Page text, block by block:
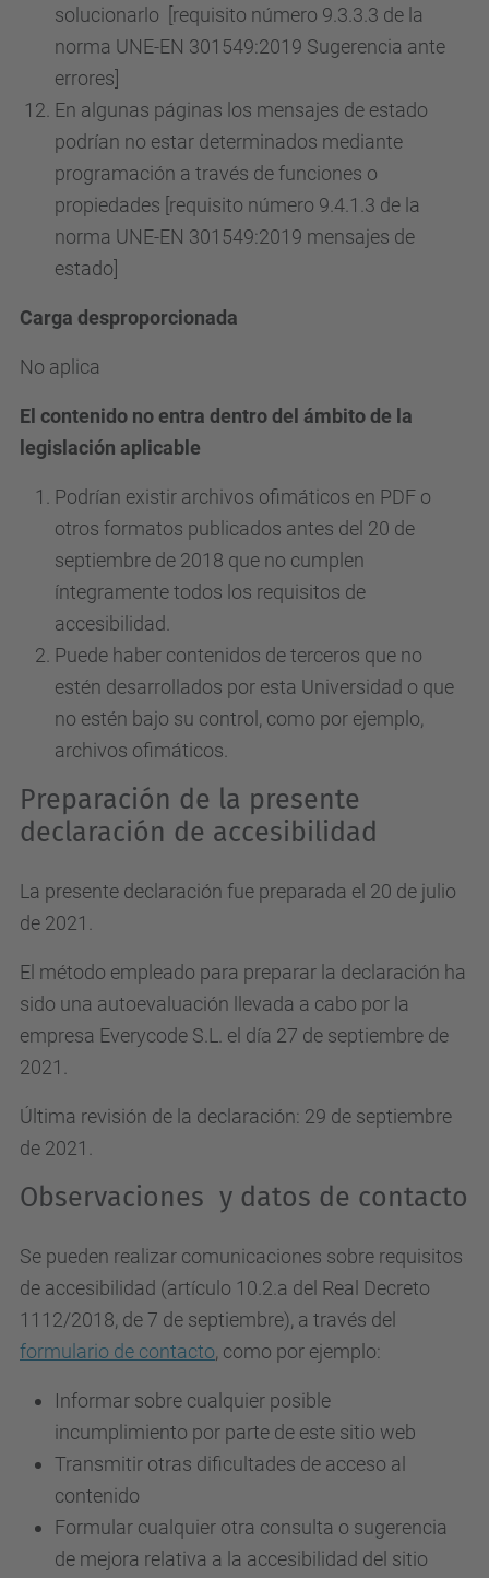
solucionarlo [requisito número 9.3.3.3 de la
norma UNE-EN 301549:2019 Sugerencia ante
errores]
En algunas páginas los mensajes de estado
podrían no estar determinados mediante
programación a través de funciones o
propiedades [requisito número 9.4.1.3 de la
norma UNE-EN 301549:2019 mensajes de
estado]
Carga desproporcionada
No aplica
El contenido no entra dentro del ámbito de la
legislación aplicable
Podrían existir archivos ofimáticos en PDF o
otros formatos publicados antes del 20 de
septiembre de 2018 que no cumplen
íntegramente todos los requisitos de
accesibilidad.
Puede haber contenidos de terceros que no
estén desarrollados por esta Universidad o que
no estén bajo su control, como por ejemplo,
archivos ofimáticos.
Preparación de la presente
declaración de accesibilidad
La presente declaración fue preparada el 20 de julio
de 2021.
El método empleado para preparar la declaración ha
sido una autoevaluación llevada a cabo por la
empresa Everycode S.L. el día 27 de septiembre de
2021.
Última revisión de la declaración: 29 de septiembre
de 2021.
Observaciones y datos de contacto
Se pueden realizar comunicaciones sobre requisitos
de accesibilidad (artículo 10.2.a del Real Decreto
1112/2018, de 7 de septiembre), a través del
formulario de contacto, como por ejemplo:
Informar sobre cualquier posible
incumplimiento por parte de este sitio web
Transmitir otras dificultades de acceso al
contenido
Formular cualquier otra consulta o sugerencia
de mejora relativa a la accesibilidad del sitio